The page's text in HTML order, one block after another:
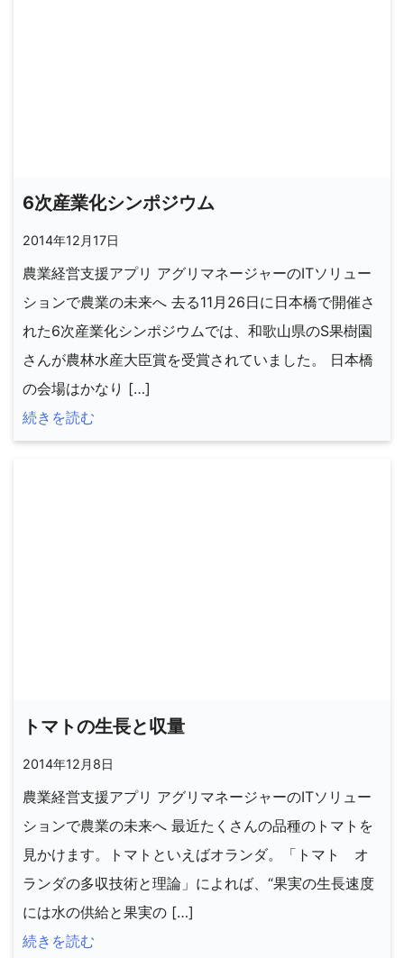
6次産業化シンポジウム
2014年12月17日
農業経営支援アプリ アグリマネージャーのITソリュー
ションで農業の未来へ 去る11月26日に日本橋で開催さ
れた6次産業化シンポジウムでは、和歌山県のS果樹園
さんが農林水産大臣賞を受賞されていました。 日本橋
の会場はかなり […]
続きを読む
トマトの生長と収量
2014年12月8日
農業経営支援アプリ アグリマネージャーのITソリュー
ションで農業の未来へ 最近たくさんの品種のトマトを
見かけます。トマトといえばオランダ。「トマト オ
ランダの多収技術と理論」によれば、“果実の生長速度
には水の供給と果実の […]
続きを読む